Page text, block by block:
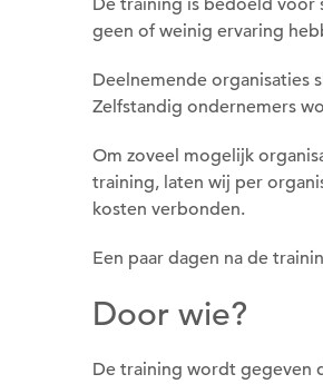
De training is bedoeld voor
geen of weinig ervaring
Deelnemende organisaties
Zelfstandig ondernemers
Om zoveel mogelijk
training, laten wij per
kosten verbonden.
Een paar dagen na de
Door wie?
De training wordt gegeven
ingelogd